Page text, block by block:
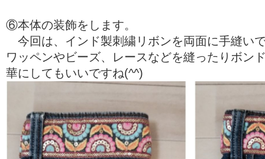
⑥本体の装飾をします。
今回は、インド製刺繍リボンを両面に手縫い
ワッペンやビーズ、レースなどを縫ったりボン
華にしてもいいですね(^^)